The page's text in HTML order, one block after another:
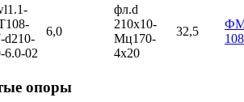
d210-
6.0-02
6,0
фл.d
210х10-
Мц170-
4х20
32,5
опоры